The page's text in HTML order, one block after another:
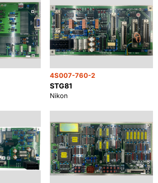
STG81
4S007-760-2
Nikon